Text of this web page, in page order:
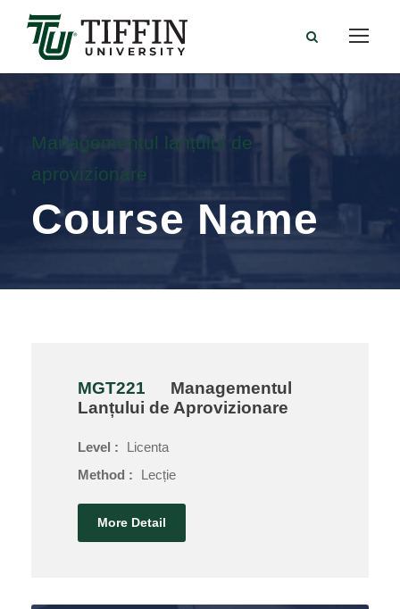
Managementul lanțului de
aprovizionare
Course Name
MGT221
Managementul
Lanțului de Aprovizionare
Level :
Licenta
Method :
Lecție
More Detail